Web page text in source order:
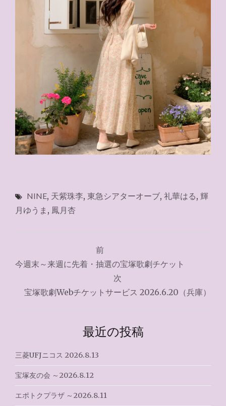
NINE, 天紫珠李, 東急シアターオーブ, 礼華はる, 輝
月ゆうま , 鳳月杏
稿
ビ
シ
ョ
ン
前
今週末～来週に先着・抽選の宝塚歌劇チケット
次
宝塚歌劇Webチケットサービス 2026.6.20（兵庫）
最近の投稿
三菱UFJニコス 2026.8.13
宝塚友の会 ～2026.8.12
エポトクプラザ ～2026.8.11